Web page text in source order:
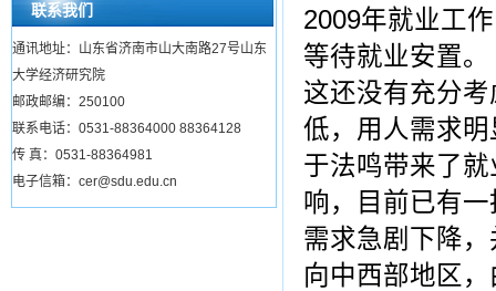
联系我们
通讯地址：山东省济南市山大南路27号山东
大学经济研究院
邮政邮编：250100
联系电话：0531-88364000 88364128
传 真：0531-88364981
电子信箱：cer@sdu.edu.cn
2009年就业工
等待就业安置。
这还没有充分
低，用人需求
于法鸣带来了
响，目前已有
需求急剧下降
向中西部地区